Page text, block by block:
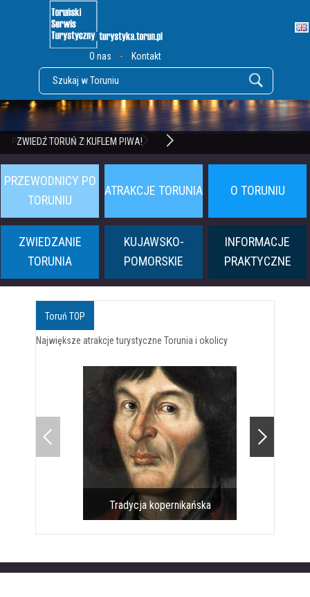
O nas Kontakt
ZWIEDŹ TORUŃ Z KUFLEM PIWA!
POZNAJ TWIERDZĘ TORUŃ
PRZEWODNICY PO
TORUNIU
ATRAKCJE TORUNIA O TORUNIU
ZWIEDZANIE
TORUNIA
KUJAWSKO-
POMORSKIE
INFORMACJE
PRAKTYCZNE
Toruń TOP
Największe atrakcje turystyczne Torunia i okolicy
Tradycja kopernikańska